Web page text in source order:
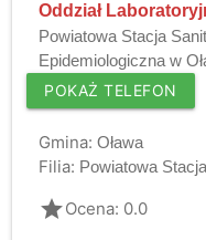
Oddział
Powiatowa Stacja
Epidemiologiczna w
POKAŻ TELEFON
Gmina: Oława
Filia: Powiatowa
gradeOcena: 0.0